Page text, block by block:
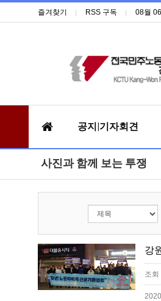
즐겨찾기 RSS 구독 08월
공지|기자회견
사진과 함께 보는 투쟁
조회